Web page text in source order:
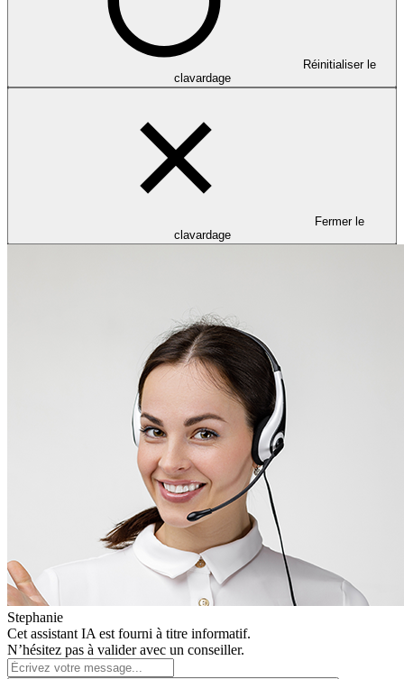
Réinitialiser le
clavardage
Fermer le
clavardage
Stephanie
Cet assistant IA est fourni à titre informatif.
N’hésitez pas à valider avec un conseiller.